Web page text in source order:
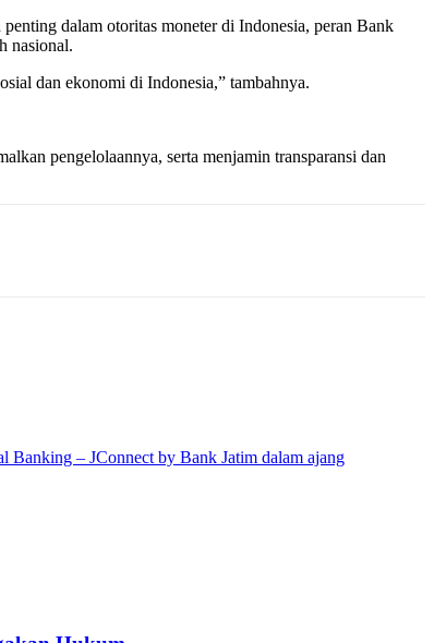
dalam otoritas moneter di Indonesia, peran Bank
nasional.
dan ekonomi di Indonesia,” tambahnya.
pengelolaannya, serta menjamin transparansi dan